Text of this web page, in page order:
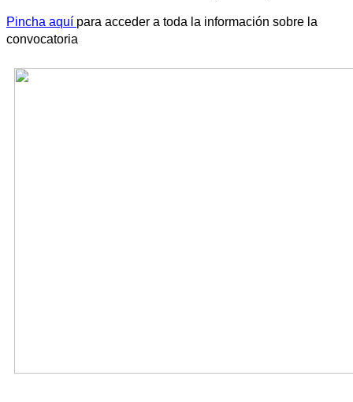
Pincha aquí para acceder a toda la información sobre la
convocatoria